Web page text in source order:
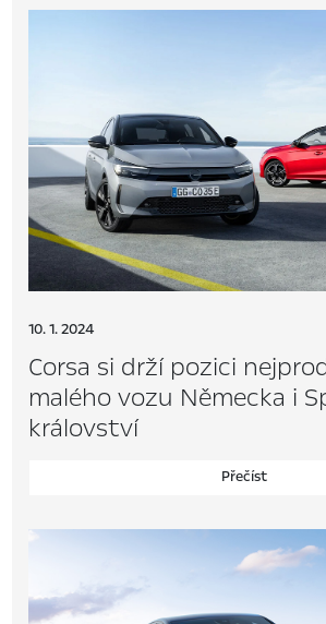
10. 1. 2024
Corsa si drží pozici
malého vozu Německa i
království
Přečíst